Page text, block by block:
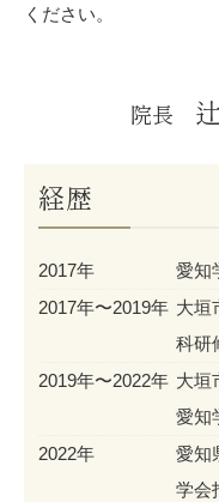
ください。
院長
経歴
2017年
愛知
2017年〜2019年 大垣
科研
2019年〜2022年 大垣
愛知
2022年
愛知
学会